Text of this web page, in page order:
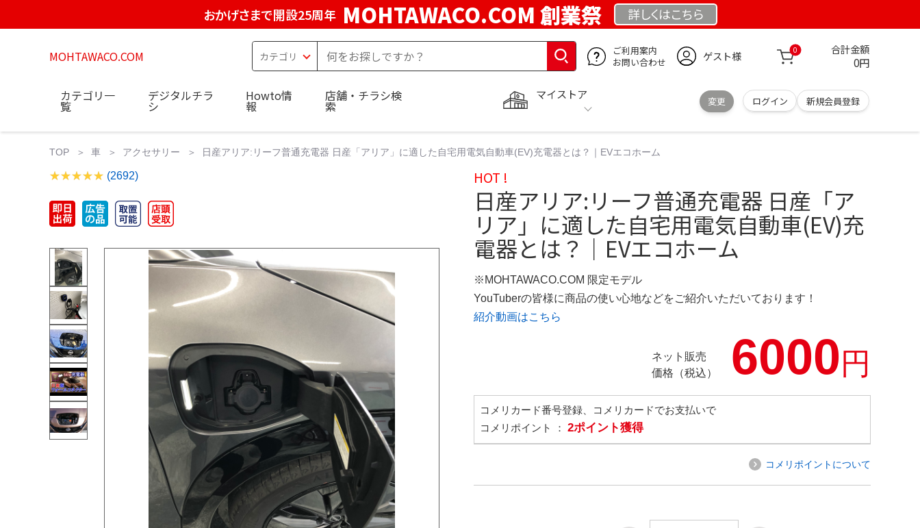
おかげさまで開設25周年 MOHTAWACO.COM 創業祭 詳しくはこちら
MOHTAWACO.COM
ご利用案内
お問い合わせ
ゲスト様 0 合計金額
0円
マイストア
変更 ログイン 新規会員登録
カテゴリ一
覧
デジタルチラ
シ
Howto情
報
店舗・チラシ検
索
TOP 車 アクセサリー 日産アリア:リーフ普通充電器 日産「アリア」に適した自宅用電気自動車(EV)充電器とは？｜EVエコホーム
(2692) HOT !
日産アリア:リーフ普通充電器 日産「ア
リア」に適した自宅用電気自動車(EV)充
電器とは？｜EVエコホーム
※MOHTAWACO.COM 限定モデル
YouTuberの皆様に商品の使い心地などをご紹介いただいております！
紹介動画はこちら
ネット販売
価格（税込）
6000円
コメリカード番号登録、コメリカードでお支払いで
コメリポイント ： 2ポイント獲得
コメリポイントについて